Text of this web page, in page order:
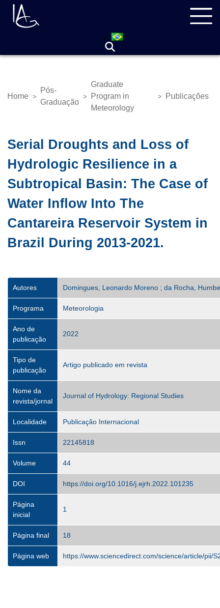
Skip
Breadcrumb
Home >
Pós-
Graduação
>
Graduate
Program in
Meteorology
> Publicações
Serial Droughts and Loss of
Hydrologic Resilience in a
Subtropical Basin: The Case of
Water Inflow Into The
Cantareira Reservoir System in
Brazil During 2013-2021.
Autores Domingues, Leonardo Moreno ; da Rocha,
Programa Meteorologia
Ano de
publicação
2022
Tipo de
publicação
Artigo publicado em revista
Nome da
revista/jornal
Journal of Hydrology: Regional Studies
Localidade Publicação Internacional
Issn 22145818
Volume 44
DOI https://doi.org/10.1016/j.ejrh.2022.101235
Página
inicial
1
Página final 18
Página web https://www.sciencedirect.com/science/article/pii/